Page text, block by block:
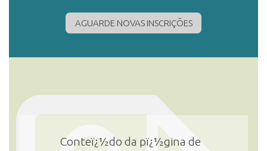
INSCRIÇÃO E SELEÇÃO
AGUARDE NOVAS INSCRIÇÕES
Conteï¿½do da pï¿½gina de